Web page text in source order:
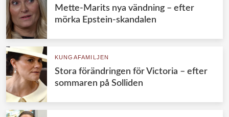
Mette-Marits nya vändning – efter
mörka Epstein-skandalen
KUNGAFAMILJEN
Stora förändringen för Victoria – efter
sommaren på Solliden